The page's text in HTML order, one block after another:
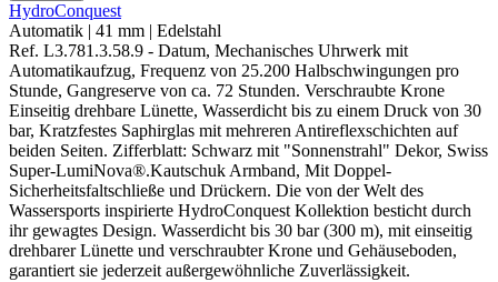
HydroConquest
Automatik | 41 mm | Edelstahl
Ref. L3.781.3.58.9 - Datum, Mechanisches Uhrwerk mit
Automatikaufzug, Frequenz von 25.200 Halbschwingungen pro
Stunde, Gangreserve von ca. 72 Stunden. Verschraubte Krone
Einseitig drehbare Lünette, Wasserdicht bis zu einem Druck von 30
bar, Kratzfestes Saphirglas mit mehreren Antireflexschichten auf
beiden Seiten. Zifferblatt: Schwarz mit "Sonnenstrahl" Dekor, Swiss
Super-LumiNova®.Kautschuk Armband, Mit Doppel-
Sicherheitsfaltschließe und Drückern. Die von der Welt des
Wassersports inspirierte HydroConquest Kollektion besticht durch
ihr gewagtes Design. Wasserdicht bis 30 bar (300 m), mit einseitig
drehbarer Lünette und verschraubter Krone und Gehäuseboden,
garantiert sie jederzeit außergewöhnliche Zuverlässigkeit.